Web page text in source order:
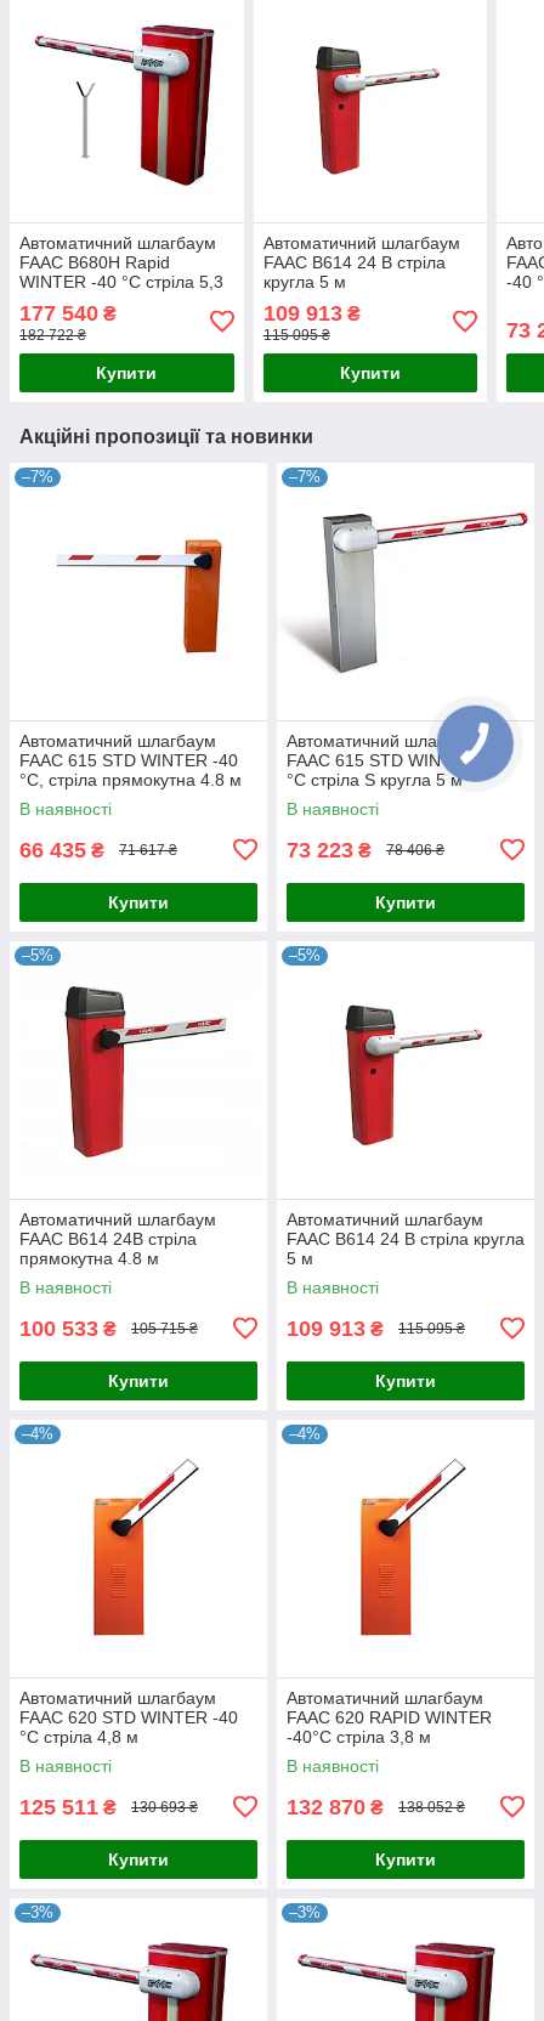
Автоматичний шлагбаум
FAAC B680H Rapid
WINTER -40 °C стріла 5,3
177 540 ₴
182 722 ₴
Купити
Автоматичний шлагбаум
FAAC B614 24 В стріла
кругла 5 м
109 913₴
115 095 ₴
Купити
-40
73
Акційні пропозиції та новинки
–7%
Автоматичний шлагбаум
FAAC 615 STD WINTER -40
°C, стріла прямокутна 4.8 м
В наявності
66 435 ₴ 71 617 ₴
Купити
–7%
Автоматичний шлагбаум
FAAC 615 STD WINTER -40
°C стріла S кругла 5 м
В наявності
73 223 ₴ 78 406 ₴
Купити
–5%
Автоматичний шлагбаум
FAAC B614 24В стріла
прямокутна 4.8 м
В наявності
100 533 ₴ 105 715 ₴
Купити
–5%
Автоматичний шлагбаум
FAAC B614 24 В стріла кругла
5 м
В наявності
109 913 ₴ 115 095 ₴
Купити
–4%
Автоматичний шлагбаум
FAAC 620 STD WINTER -40
°C стріла 4,8 м
В наявності
125 511 ₴ 130 693 ₴
Купити
–4%
Автоматичний шлагбаум
FAAC 620 RAPID WINTER
-40°C стріла 3,8 м
В наявності
132 870 ₴ 138 052 ₴
Купити
–3% –3%